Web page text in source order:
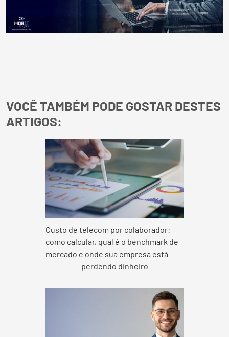
VOCÊ TAMBÉM PODE GOSTAR DESTES
ARTIGOS:
Custo de telecom por colaborador:
como calcular, qual é o benchmark de
mercado e onde sua empresa está
perdendo dinheiro